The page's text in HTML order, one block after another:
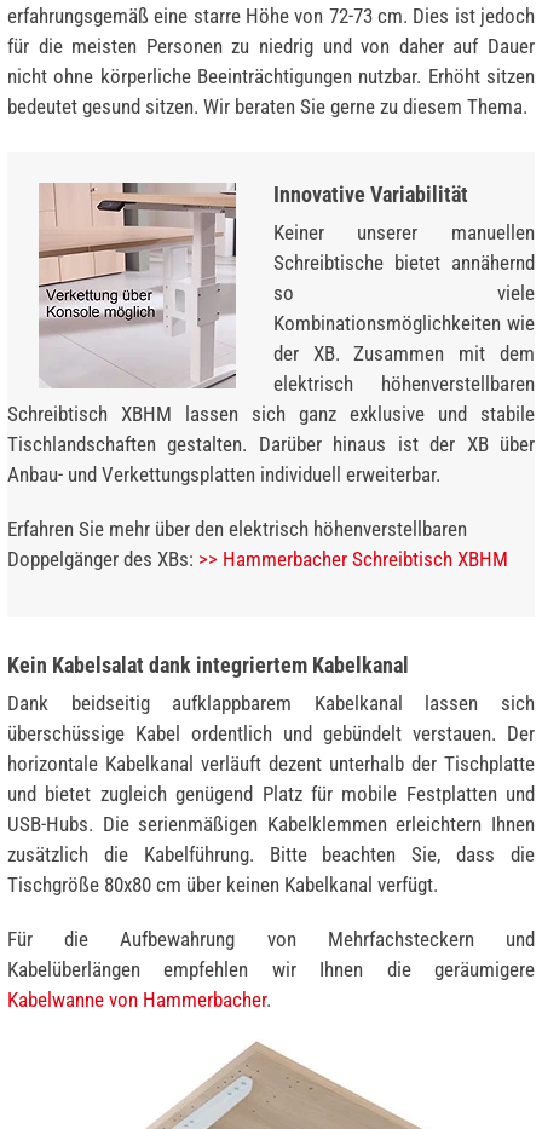
erfahrungsgemäß eine starre Höhe von 72-73 cm. Dies ist jedoch
für die meisten Personen zu niedrig und von daher auf Dauer
nicht ohne körperliche Beeinträchtigungen nutzbar. Erhöht sitzen
bedeutet gesund sitzen. Wir beraten Sie gerne zu diesem Thema.
Innovative Variabilität
Keiner unserer manuellen
Schreibtische bietet annähernd
so viele
Kombinationsmöglichkeiten wie
der XB. Zusammen mit dem
elektrisch höhenverstellbaren
Schreibtisch XBHM lassen sich ganz exklusive und stabile
Tischlandschaften gestalten. Darüber hinaus ist der XB über
Anbau- und Verkettungsplatten individuell erweiterbar.
Erfahren Sie mehr über den elektrisch höhenverstellbaren
Doppelgänger des XBs: >> Hammerbacher Schreibtisch XBHM
Kein Kabelsalat dank integriertem Kabelkanal
Dank beidseitig aufklappbarem Kabelkanal lassen sich
überschüssige Kabel ordentlich und gebündelt verstauen. Der
horizontale Kabelkanal verläuft dezent unterhalb der Tischplatte
und bietet zugleich genügend Platz für mobile Festplatten und
USB-Hubs. Die serienmäßigen Kabelklemmen erleichtern Ihnen
zusätzlich die Kabelführung. Bitte beachten Sie, dass die
Tischgröße 80x80 cm über keinen Kabelkanal verfügt.
Für die Aufbewahrung von Mehrfachsteckern und
Kabelüberlängen empfehlen wir Ihnen die geräumigere
Kabelwanne von Hammerbacher.